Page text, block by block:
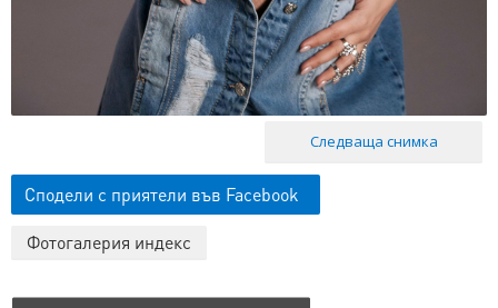
Следваща снимка
Сподели с приятели във Facebook
Фотогалерия индекс